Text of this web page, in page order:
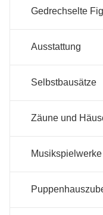
Gedrechselte
Ausstattung
Selbstbausätze
Zäune und
Musikspielwerke